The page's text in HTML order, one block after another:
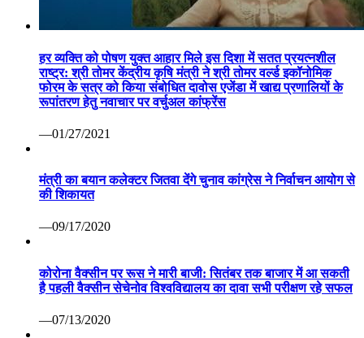
हर व्यक्ति को पोषण युक्त आहार मिले इस दिशा में सतत प्रयत्नशील
राष्ट्र: श्री तोमर केंद्रीय कृषि मंत्री ने श्री तोमर वर्ल्ड इकॉनोमिक
फोरम के सत्र को किया संबोधित दावोस एजेंडा में खाद्य प्रणालियों के
रूपांतरण हेतु नवाचार पर वर्चुअल कांफ्रेंस
—01/27/2021
मंत्री का बयान कलेक्टर जितवा देंगे चुनाव कांग्रेस ने निर्वाचन आयोग से
की शिकायत
—09/17/2020
कोरोना वैक्सीन पर रूस ने मारी बाजी: सितंबर तक बाजार में आ सकती
है पहली वैक्सीन सेचेनोव विश्वविद्यालय का दावा सभी परीक्षण रहे सफल
—07/13/2020